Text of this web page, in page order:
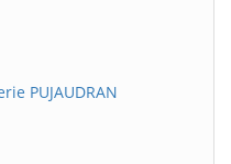
PUJAUDRAN